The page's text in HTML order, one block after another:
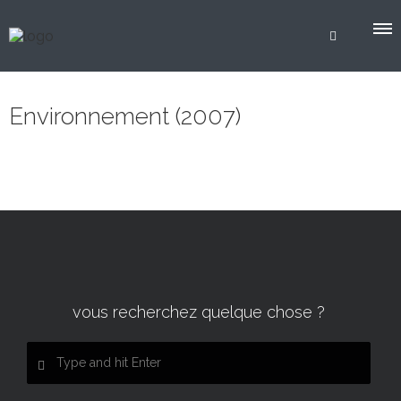
Environnement (2007)
vous recherchez quelque chose ?